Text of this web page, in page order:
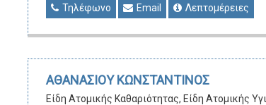
Τηλέφωνο Email Λεπτομέρειες
ΑΘΑΝΑΣΙΟΥ ΚΩΝΣΤΑΝΤΙΝΟΣ
Είδη Ατομικής Καθαριότητας, Είδη Ατομικής